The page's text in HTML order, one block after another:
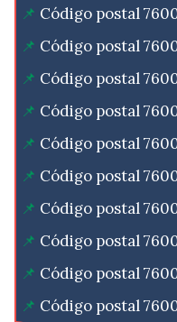
Código postal
Código postal
Código postal
Código postal
Código postal
Código postal
Código postal
Código postal
Código postal
Código postal